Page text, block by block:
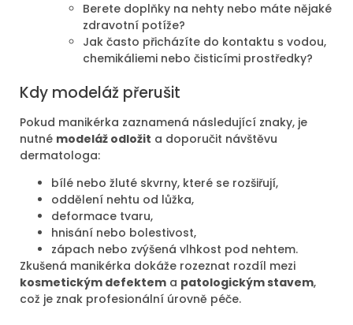
Berete doplňky na nehty nebo máte nějaké
zdravotní potíže?
Jak často přicházíte do kontaktu s vodou,
chemikáliemi nebo čisticími prostředky?
Kdy modeláž přerušit
Pokud manikérka zaznamená následující znaky, je
nutné modeláž odložit a doporučit návštěvu
dermatologa:
bílé nebo žluté skvrny, které se rozšiřují,
oddělení nehtu od lůžka,
deformace tvaru,
hnisání nebo bolestivost,
zápach nebo zvýšená vlhkost pod nehtem.
Zkušená manikérka dokáže rozeznat rozdíl mezi
kosmetickým defektem a patologickým stavem,
což je znak profesionální úrovně péče.